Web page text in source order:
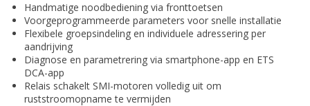
Handmatige noodbediening via fronttoetsen
Voorgeprogrammeerde parameters voor snelle installatie
Flexibele groepsindeling en individuele adressering per
aandrijving
Diagnose en parametrering via smartphone-app en ETS
DCA-app
Relais schakelt SMI-motoren volledig uit om
ruststroomopname te vermijden